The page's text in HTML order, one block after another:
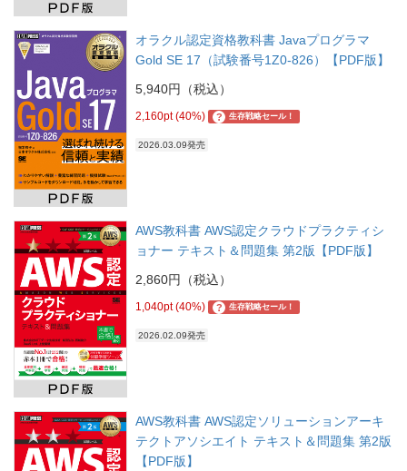
オラクル認定資格教科書 Javaプログラマ
Gold SE 17（試験番号1Z0-826）【PDF版】
5,940円（税込）
2,160pt (40%) ? 生存戦略セール！
2026.03.09発売
AWS教科書 AWS認定クラウドプラクティシ
ョナー テキスト＆問題集 第2版【PDF版】
2,860円（税込）
1,040pt (40%) ? 生存戦略セール！
2026.02.09発売
AWS教科書 AWS認定ソリューションアーキ
テクトアソシエイト テキスト＆問題集 第2版
【PDF版】